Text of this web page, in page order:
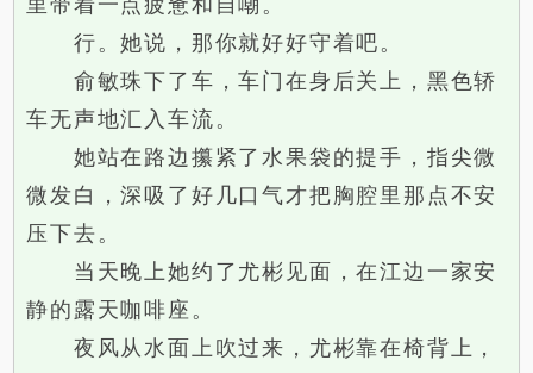
里带着一点疲惫和自嘲。
行。她说，那你就好好守着吧。
俞敏珠下了车，车门在身后关上，黑色轿
车无声地汇入车流。
她站在路边攥紧了水果袋的提手，指尖微
微发白，深吸了好几口气才把胸腔里那点不安
压下去。
当天晚上她约了尤彬见面，在江边一家安
静的露天咖啡座。
夜风从水面上吹过来，尤彬靠在椅背上，